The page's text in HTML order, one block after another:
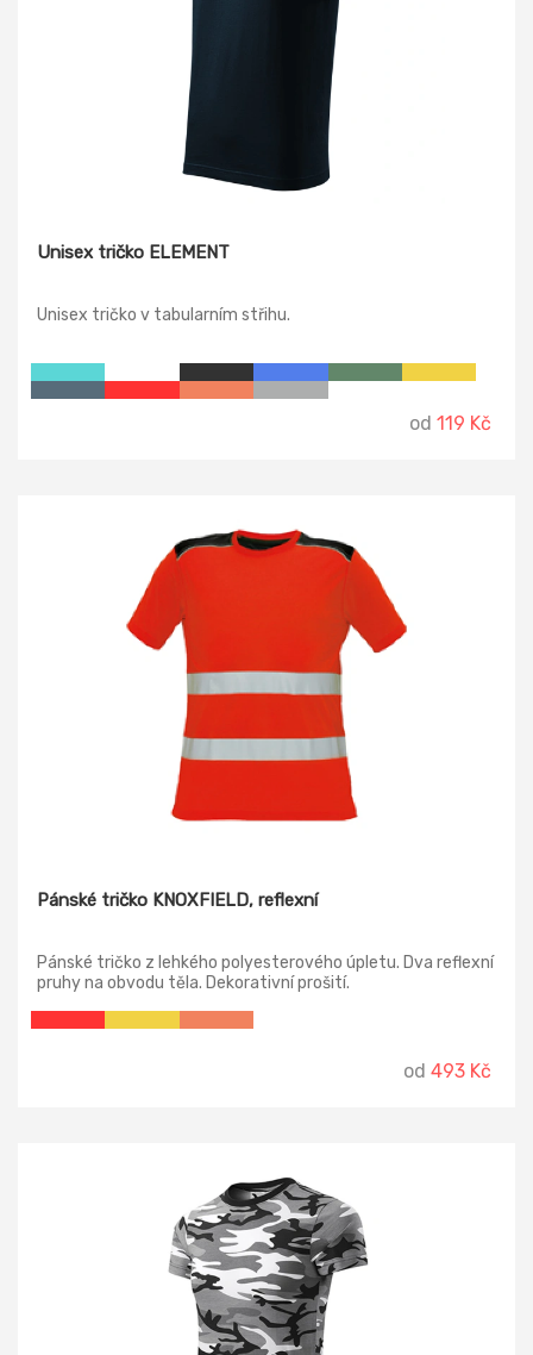
Unisex tričko ELEMENT
Unisex tričko v tabularním střihu.
od 119 Kč
Pánské tričko KNOXFIELD, reflexní
Pánské tričko z lehkého polyesterového úpletu. Dva reflexní
pruhy na obvodu těla. Dekorativní prošití.
od 493 Kč